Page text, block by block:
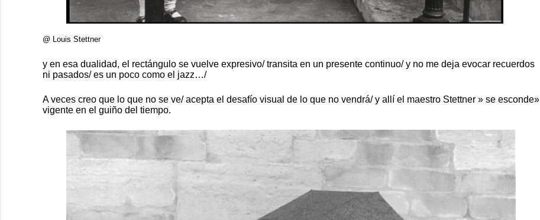
@ Louis Stettner
y en esa dualidad, el rectángulo se vuelve expresivo/ transita en un presente continuo/ y no me deja evocar recuerdos
ni pasados/ es un poco como el jazz…/
A veces creo que lo que no se ve/ acepta el desafío visual de lo que no vendrá/ y allí el maestro Stettner » se esconde»
vigente en el guiño del tiempo.